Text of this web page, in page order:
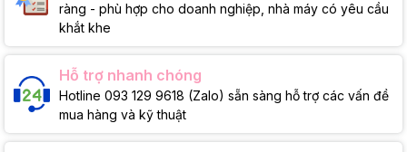
ràng - phù hợp cho doanh nghiệp, nhà máy có yêu cầu
khắt khe
Hỗ trợ nhanh chóng
Hotline 093 129 9618 (Zalo) sẵn sàng hỗ trợ các vấn đề
mua hàng và kỹ thuật